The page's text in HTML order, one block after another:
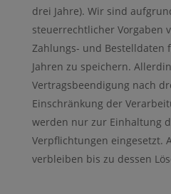
drei Jahre). Wir sind
steuerrechtlicher Vorgaben
Zahlungs- und Bestelldaten
Jahren zu speichern.
Vertragsbeendigung nach
Einschränkung der
werden nur zur Einhaltung
Verpflichtungen eingesetzt.
verbleiben bis zu dessen